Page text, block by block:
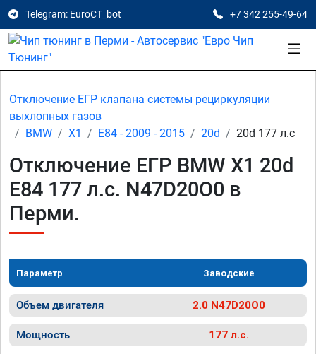
Telegram: EuroCT_bot +7 342 255-49-64
Отключение ЕГР клапана системы рециркуляции
выхлопных газов
BMW
X1 E84 - 2009 - 2015 20d 20d 177 л.с
Отключение ЕГР BMW X1 20d
E84 177 л.с. N47D20O0 в
Перми.
Параметр Заводские
Объем двигателя 2.0 N47D20O0
Мощность 177 л.с.